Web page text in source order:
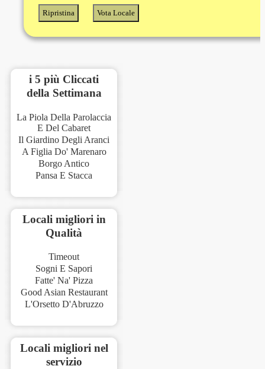
i 5 più Cliccati
della Settimana
La Piola Della Parolaccia
E Del Cabaret
Il Giardino Degli Aranci
A Figlia Do' Marenaro
Borgo Antico
Pansa E Stacca
Locali migliori in
Qualità
Timeout
Sogni E Sapori
Fatte' Na' Pizza
Good Asian Restaurant
L'Orsetto D'Abruzzo
Locali migliori nel
servizio